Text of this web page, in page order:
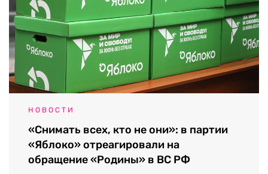
НОВОСТИ
«Снимать всех, кто не они»: в партии
«Яблоко» отреагировали на
обращение «Родины» в ВС РФ